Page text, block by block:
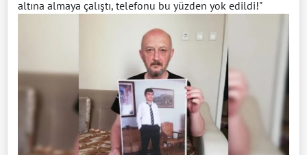
altına almaya çalıştı, telefonu bu yüzden yok edildi!"